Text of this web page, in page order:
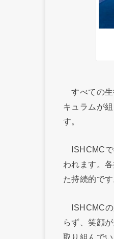
すべての生
キュラムが
す。
ISHCMCで
われます。
た持続的です
ISHCMCの
らず、笑顔
取り組んで